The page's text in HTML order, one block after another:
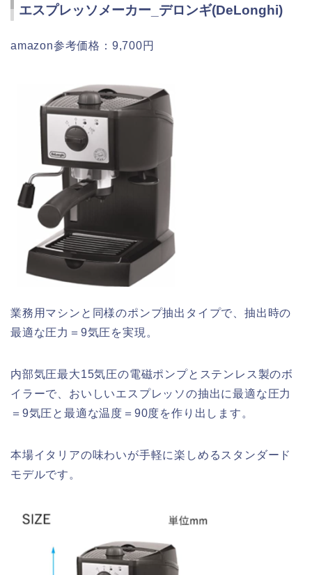
エスプレッソメーカー_デロンギ(DeLonghi)
amazon参考価格：9,700円
業務用マシンと同様のポンプ抽出タイプで、抽出時の
最適な圧力＝9気圧を実現。
内部気圧最大15気圧の電磁ポンプとステンレス製のボ
イラーで、おいしいエスプレッソの抽出に最適な圧力
＝9気圧と最適な温度＝90度を作り出します。
本場イタリアの味わいが手軽に楽しめるスタンダード
モデルです。